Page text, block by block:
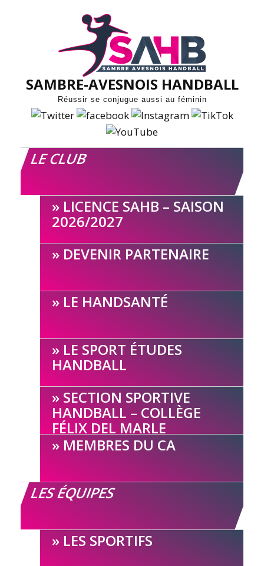
SAMBRE-AVESNOIS HANDBALL
Réussir se conjugue aussi au féminin
LE CLUB
LICENCE SAHB – SAISON
2026/2027
DEVENIR PARTENAIRE
LE HANDSANTÉ
LE SPORT ÉTUDES
HANDBALL
SECTION SPORTIVE
HANDBALL – COLLÈGE
FÉLIX DEL MARLE
MEMBRES DU CA
LES ÉQUIPES
LES SPORTIFS